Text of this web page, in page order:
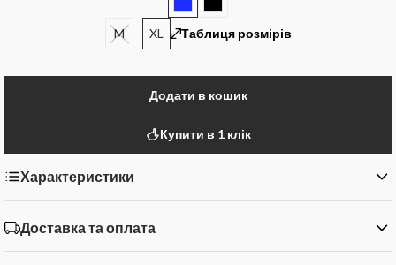
M XL Таблиця розмірів
Додати в кошик
Купити в 1 клік
Характеристики
Доставка та оплата